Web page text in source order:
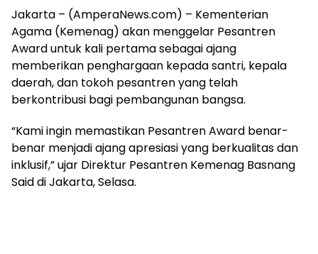
desain
dan
media
siber
lebih
eksklusif,
trendi,
mengandung
unsur
edukasi,
gaya
Jakarta – (AmperaNews.com) – Kementerian
Agama (Kemenag) akan menggelar Pesantren
Award untuk kali pertama sebagai ajang
memberikan penghargaan kepada santri, kepala
daerah, dan tokoh pesantren yang telah
berkontribusi bagi pembangunan bangsa.
“Kami ingin memastikan Pesantren Award benar-
benar menjadi ajang apresiasi yang berkualitas dan
inklusif,” ujar Direktur Pesantren Kemenag Basnang
Said di Jakarta, Selasa.